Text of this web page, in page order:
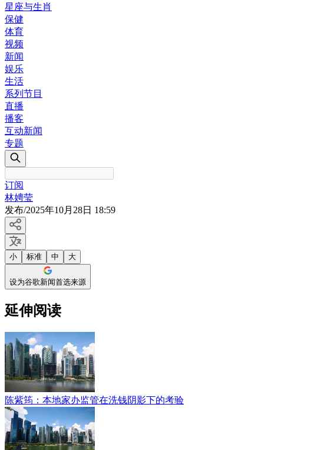
星座与生肖
保健
体育
视频
新闻
娱乐
生活
系列节目
直播
播客
互动新闻
专题
订阅
林娉莹
发布/2025年10月28日 18:59
小 标准 中 大
设为谷歌新闻首选来源
延伸阅读
陈紫筠：本地家办监管在洗钱阴影下的考验